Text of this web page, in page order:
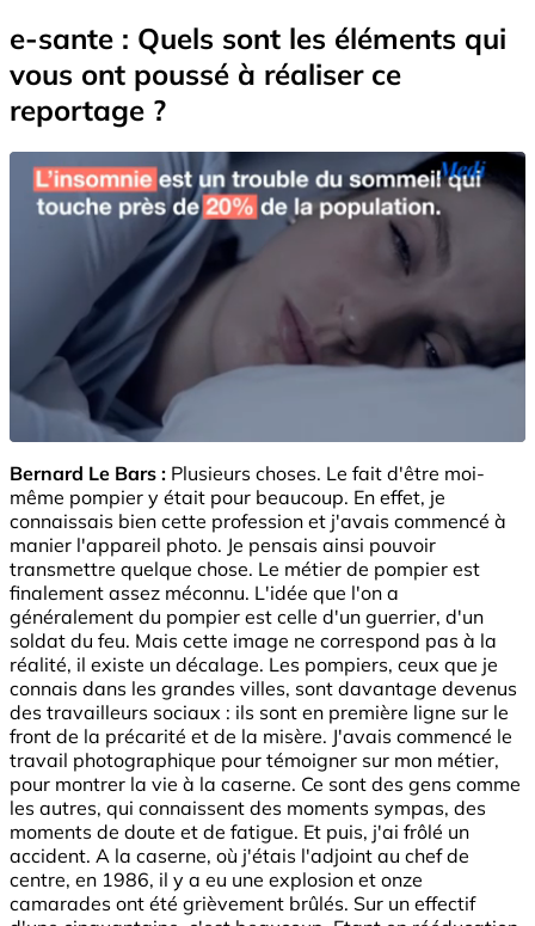
e-sante : Quels sont les éléments qui
vous ont poussé à réaliser ce
reportage ?
Bernard Le Bars : Plusieurs choses. Le fait d'être moi-
même pompier y était pour beaucoup. En effet, je
connaissais bien cette profession et j'avais commencé à
manier l'appareil photo. Je pensais ainsi pouvoir
transmettre quelque chose. Le métier de pompier est
finalement assez méconnu. L'idée que l'on a
généralement du pompier est celle d'un guerrier, d'un
soldat du feu. Mais cette image ne correspond pas à la
réalité, il existe un décalage. Les pompiers, ceux que je
connais dans les grandes villes, sont davantage devenus
des travailleurs sociaux : ils sont en première ligne sur le
front de la précarité et de la misère. J'avais commencé le
travail photographique pour témoigner sur mon métier,
pour montrer la vie à la caserne. Ce sont des gens comme
les autres, qui connaissent des moments sympas, des
moments de doute et de fatigue. Et puis, j'ai frôlé un
accident. A la caserne, où j'étais l'adjoint au chef de
centre, en 1986, il y a eu une explosion et onze
camarades ont été grièvement brûlés. Sur un effectif